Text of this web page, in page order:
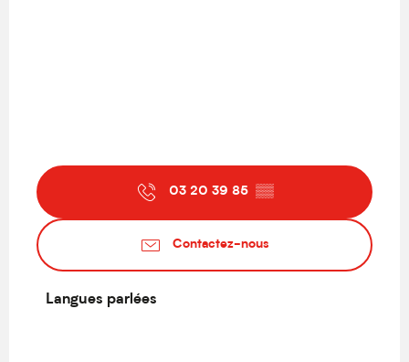
03 20 39 85 ▒▒
Contactez-nous
Langues parlées
Langues parlées